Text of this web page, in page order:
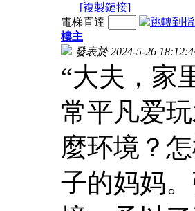
[複製鏈接]
電梯直達
樓主
發表於 2024-5-26
“大夫，家
常平凡爱
麼环境？
子的妈妈